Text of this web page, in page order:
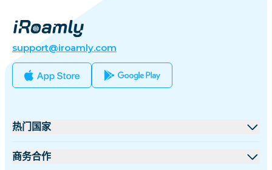
support@iroamly.com
热门国家
美国
商务合作